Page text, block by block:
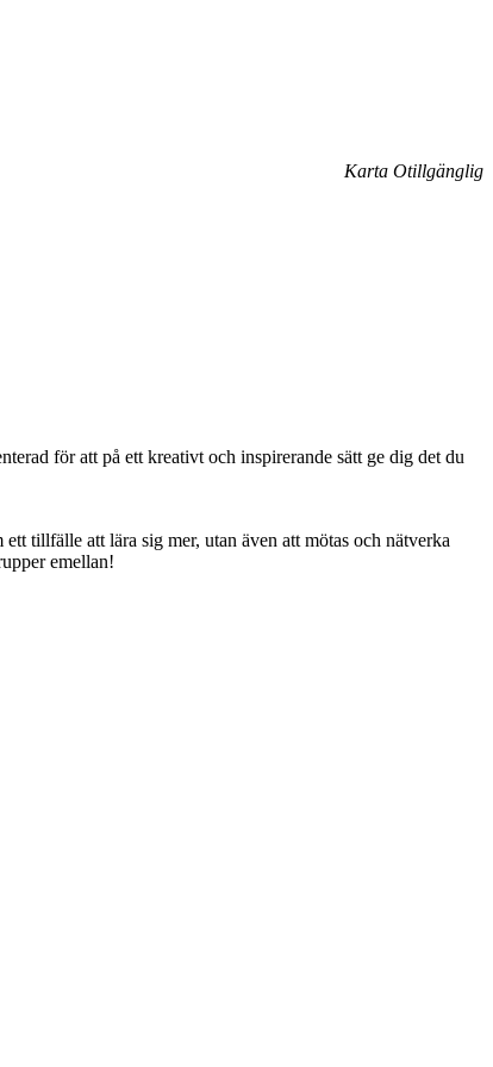
Karta Otillgänglig
för att på ett kreativt och inspirerande sätt ge dig det du
tillfälle att lära sig mer, utan även att mötas och nätverka
emellan!